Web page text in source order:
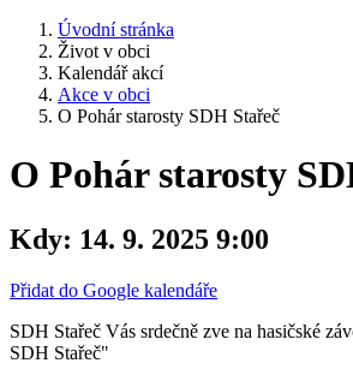
Úvodní stránka
Život v obci
Kalendář akcí
Akce v obci
O Pohár starosty SDH Stařeč
O Pohár starosty
Kdy: 14. 9. 2025 9:00
Přidat do Google kalendáře
SDH Stařeč Vás srdečně zve na hasičské
SDH Stařeč"